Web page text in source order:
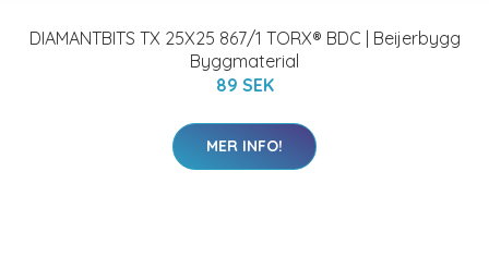
DIAMANTBITS TX 25X25 867/1 TORX® BDC | Beijerbygg
Byggmaterial
89 SEK
MER INFO!